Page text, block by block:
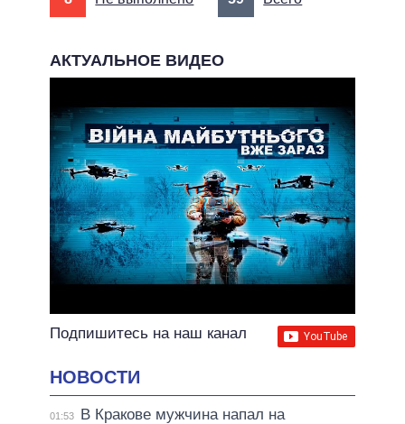
АКТУАЛЬНОЕ ВИДЕО
Подпишитесь на наш канал
НОВОСТИ
01:53
В Кракове мужчина напал на